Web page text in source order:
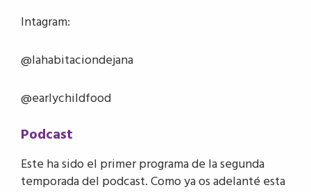
Intagram:
@lahabitaciondejana
@earlychildfood
Podcast
Este ha sido el primer programa de la segunda
temporada del podcast. Como ya os adelanté esta